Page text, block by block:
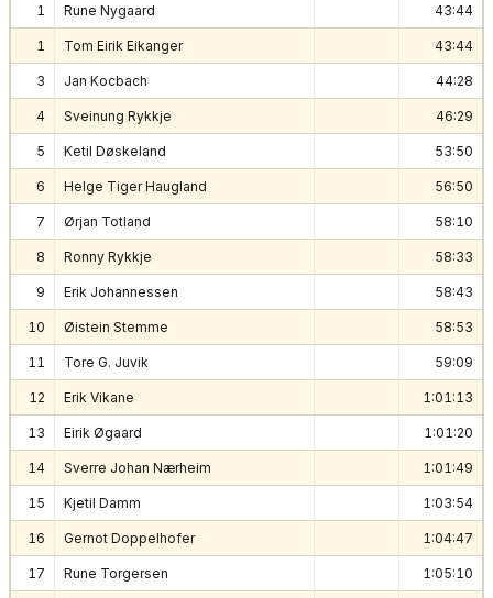
1 Rune Nygaard 43:44
1 Tom Eirik Eikanger 43:44
3 Jan Kocbach 44:28
4 Sveinung Rykkje 46:29
5 Ketil Døskeland 53:50
6 Helge Tiger Haugland 56:50
7 Ørjan Totland 58:10
8 Ronny Rykkje 58:33
9 Erik Johannessen 58:43
10 Øistein Stemme 58:53
11 Tore G. Juvik 59:09
12 Erik Vikane 1:01:13
13 Eirik Øgaard 1:01:20
14 Sverre Johan Nærheim 1:01:49
15 Kjetil Damm 1:03:54
16 Gernot Doppelhofer 1:04:47
17 Rune Torgersen 1:05:10